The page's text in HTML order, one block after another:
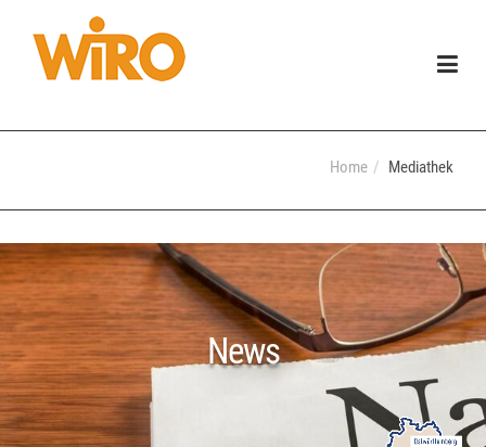
Home Mediathek
News